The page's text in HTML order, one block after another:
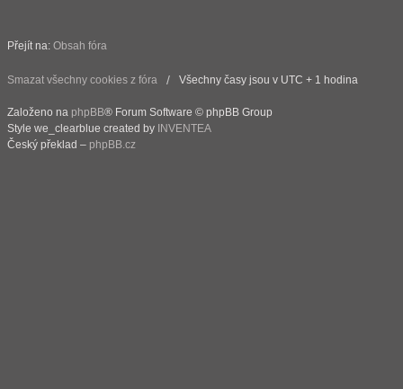
Přejít na: Obsah fóra
Smazat všechny cookies z fóra Všechny časy jsou v UTC + 1 hodina
Založeno na phpBB® Forum Software © phpBB Group
Style we_clearblue created by INVENTEA
Český překlad – phpBB.cz